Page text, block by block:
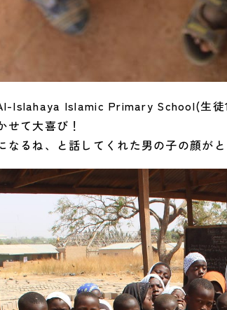
Islahaya Islamic Primary School(生徒
て大喜び！
るね、と話してくれた男の子の顔がと